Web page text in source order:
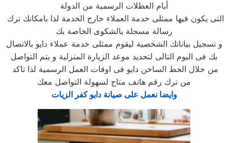
أيام العطلات الرسمية من الدولة
رسالة مسجلة بالشكوى الخاصة بك
و تسجيل بياناتك الشخصية ليقوم ممثلى خدمة عملاء دايو بالاتصال
بك فى اليوم التالى لتحديد موعد الزيارة المنزلية و يتم التواصل
من ترك رقم هاتف متاح لسهولة التواصل معك
وايضا نعمل على صيانة دايو كفر الزيات